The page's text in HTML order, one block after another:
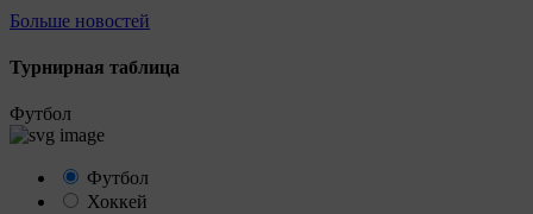
Больше новостей
Турнирная таблица
Футбол
Футбол
Хоккей